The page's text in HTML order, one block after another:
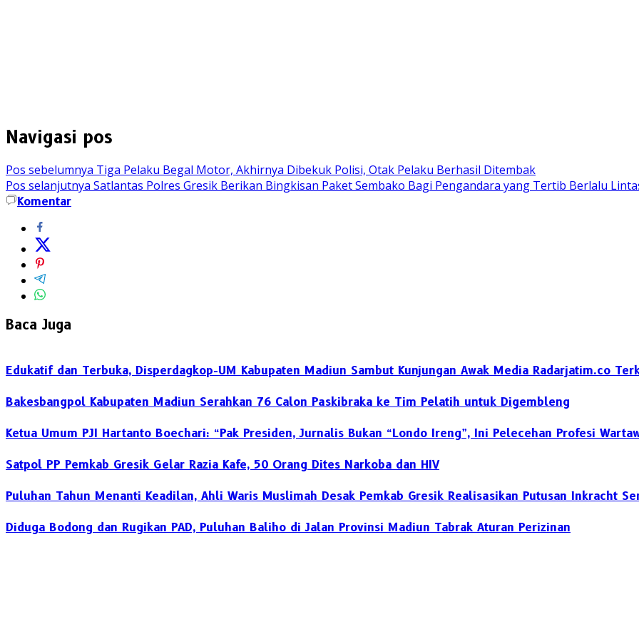
Navigasi pos
Pos sebelumnya Tiga Pelaku Begal Motor, Akhirnya Dibekuk Polisi, Otak Pelaku Berhasil Ditembak
Pos selanjutnya Satlantas Polres Gresik Berikan Bingkisan Paket Sembako Bagi Pengandara yang Tertib Berlalu
Komentar
Baca Juga
Edukatif dan Terbuka, Disperdagkop-UM Kabupaten Madiun Sambut Kunjungan Awak Media Radarjatim.co
Bakesbangpol Kabupaten Madiun Serahkan 76 Calon Paskibraka ke Tim Pelatih untuk Digembleng
Ketua Umum PJI Hartanto Boechari: “Pak Presiden, Jurnalis Bukan “Londo Ireng”, Ini Pelecehan Profesi
Satpol PP Pemkab Gresik Gelar Razia Kafe, 50 Orang Dites Narkoba dan HIV
‎Puluhan Tahun Menanti Keadilan, Ahli Waris Muslimah Desak Pemkab Gresik Realisasikan Putusan Inkracht
Diduga Bodong dan Rugikan PAD, Puluhan Baliho di Jalan Provinsi Madiun Tabrak Aturan Perizinan